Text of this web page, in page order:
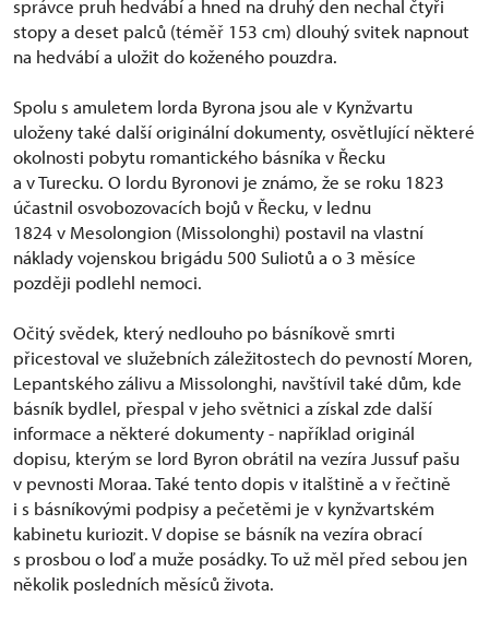
správce pruh hedvábí a hned na druhý den nechal čtyři
stopy a deset palců (téměř 153 cm) dlouhý svitek napnout
na hedvábí a uložit do koženého pouzdra.
Spolu s amuletem lorda Byrona jsou ale v Kynžvartu
uloženy také další originální dokumenty, osvětlující některé
okolnosti pobytu romantického básníka v Řecku
a v Turecku. O lordu Byronovi je známo, že se roku 1823
účastnil osvobozovacích bojů v Řecku, v lednu
1824 v Mesolongion (Missolonghi) postavil na vlastní
náklady vojenskou brigádu 500 Suliotů a o 3 měsíce
později podlehl nemoci.
Očitý svědek, který nedlouho po básníkově smrti
přicestoval ve služebních záležitostech do pevností Moren,
Lepantského zálivu a Missolonghi, navštívil také dům, kde
básník bydlel, přespal v jeho světnici a získal zde další
informace a některé dokumenty - například originál
dopisu, kterým se lord Byron obrátil na vezíra Jussuf pašu
v pevnosti Moraa. Také tento dopis v italštině a v řečtině
i s básníkovými podpisy a pečetěmi je v kynžvartském
kabinetu kuriozit. V dopise se básník na vezíra obrací
s prosbou o loď a muže posádky. To už měl před sebou jen
několik posledních měsíců života.